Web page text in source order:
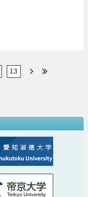
13